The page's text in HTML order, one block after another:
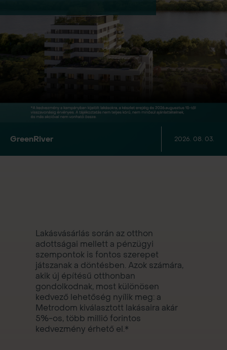
GreenRiver 2026. 08. 03.
Lakásvásárlás során az otthon
adottságai mellett a pénzügyi
szempontok is fontos szerepet
játszanak a döntésben. Azok számára,
akik új építésű otthonban
gondolkodnak, most különösen
kedvező lehetőség nyílik meg: a
Metrodom kiválasztott lakásaira akár
5%-os, több millió forintos
kedvezmény érhető el.*